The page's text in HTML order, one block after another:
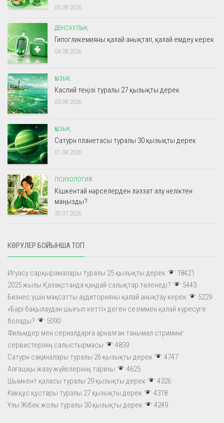
05.08.2026
ДЕНСАУЛЫҚ
Гипогликемияны қалай анықтап, қалай емдеу керек
04.08.2026
ҚЫЗЫҚ
Каспий теңізі туралы 27 қызықты дерек
03.08.2026
ҚЫЗЫҚ
Сатурн планетасы туралы 30 қызықты дерек
01.08.2026
ПСИХОЛОГИЯ
Кішкентай нәрселерден ләззат алу неліктен
маңызды?
30.07.2026
КӨРУЛЕР БОЙЫНША ТОП
Игуасу сарқырамалары туралы 25 қызықты дерек
18421
2025 жылы Қазақстанда қандай салықтар төленеді?
5443
Бизнес үшін мақсатты аудиторияны қалай анықтау керек
5229
«Бәрі бақылаудан шығып кетті» деген сезіммен қалай күресуге
болады?
5090
Фильмдер мен сериалдарға арналған танымал стриминг
сервистерінің салыстырмасы
4839
Сатурн сақиналары туралы 26 қызықты дерек
4747
Алғашқы жазу жүйелерінің тарихы
4625
Шымкент қаласы туралы 29 қызықты дерек
4326
Көкқұс құстары туралы 27 қызықты дерек
4318
Ұлы Жібек жолы туралы 30 қызықты дерек
4249